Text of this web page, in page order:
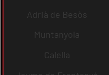
Adrià de Besòs
Muntanyola
Calella